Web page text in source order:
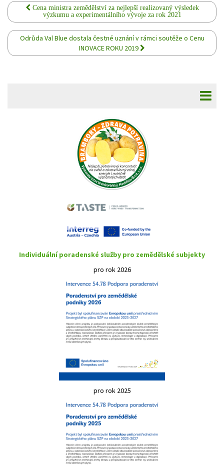
Cena ministra zemědělství za nejlepší realizovaný výsledek
výzkumu a experimentálního vývoje za rok 2021
Odrůda Val Blue dostala čestné uznání v rámci soutěže o Cenu
INOVACE ROKU 2019
Individuální poradenské služby pro zemědělské subjekty
pro rok 2026
pro rok 2025